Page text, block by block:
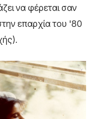
να φέρεται σαν
επαρχία του '80